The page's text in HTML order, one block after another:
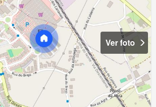
Ver foto